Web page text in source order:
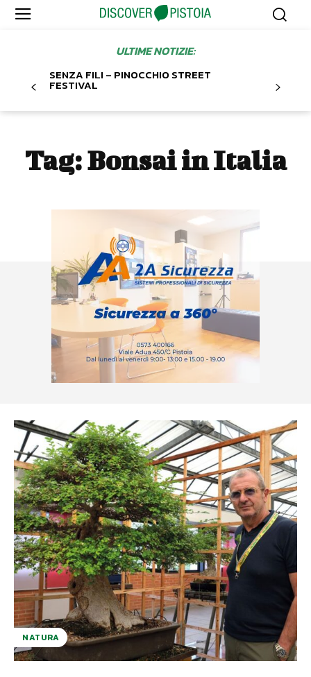
ULTIME NOTIZIE:
SENZA FILI – PINOCCHIO STREET
FESTIVAL
Tag:Bonsai in Italia
NATURA